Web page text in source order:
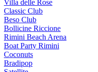
Villa delle Rose
Classic Club
Beso Club
Bollicine Riccione
Rimini Beach Arena
Boat Party Rimini
Coconuts
Bradipop